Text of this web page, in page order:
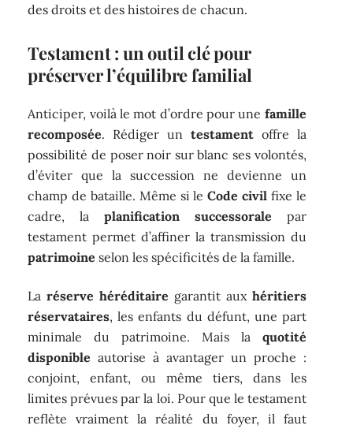
des droits et des histoires de chacun.
Testament : un outil clé pour
préserver l’équilibre familial
Anticiper, voilà le mot d’ordre pour une famille
recomposée. Rédiger un testamentoffre la
possibilité de poser noir sur blanc ses volontés,
d’éviter que la succession ne devienne un
champ de bataille. Même si leCode civil fixe le
cadre, la planification successorale par
testament permet d’affiner la transmission du
patrimoine selon les spécificités de la famille.
Laréserve héréditaire garantit aux héritiers
réservataires, les enfants du défunt, une part
minimale du patrimoine. Mais la quotité
disponible autorise à avantager un proche :
conjoint, enfant, ou même tiers, dans les
limites prévues par la loi. Pour que le testament
reflète vraiment la réalité du foyer, il faut